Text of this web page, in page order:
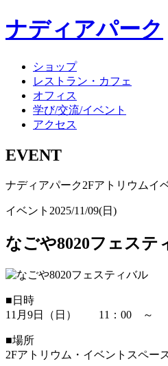
ナディアパーク
ショップ
レストラン・カフェ
オフィス
学び/交流/イベント
アクセス
EVENT
ナディアパーク2Fアトリウムイ
イベント 2025/11/09(日)
なごや8020フェステ
■日時
11月9日（日） 11：00 ～
■場所
2Fアトリウム・イベントスペー